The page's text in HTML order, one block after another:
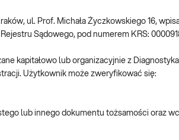
ul. Prof. Michała Życzkowskiego 16,
Sądowego, pod numerem KRS:
kapitałowo lub organizacyjnie z
Użytkownik może zweryfikować się:
lub innego dokumentu tożsamości oraz